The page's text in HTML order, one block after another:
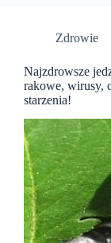
Zdrowie
Najzdrowsze
rakowe, wirusy,
starzenia!